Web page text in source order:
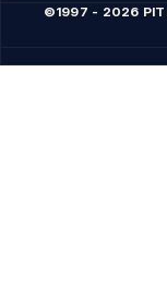
©1997 - 2026